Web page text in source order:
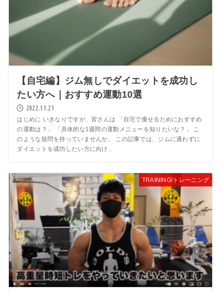
【自宅編】ジム無しでダイエットを成功し
たい方へ｜おすすめ運動10選
2022.11.21
はじめに いきなりですが、皆さんは 「自宅で痩せるためにおすすめ
の運動は？」 「具体的な1週間の運動メニューを知りたいな？」 こ
のような疑問を持っていませんか。 この記事では、ジムに通わずに
ダイエットを成功したい方に向け...
TRAINING/トレーニング